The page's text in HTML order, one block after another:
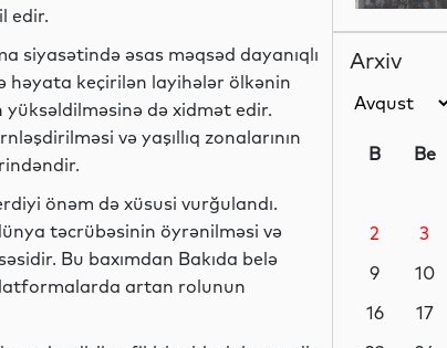
edir.
siyasətində əsas məqsəd dayanıqlı
həyata keçirilən layihələr ölkənin
yüksəldilməsinə də xidmət edir.
və yaşıllıq zonalarının
önəm də xüsusi vurğulandı.
təcrübəsinin öyrənilməsi və
Bu baxımdan Bakıda belə
artan rolunun
Dünya
Yeni
Arxiv
B Be
2
3
9
10
16
17